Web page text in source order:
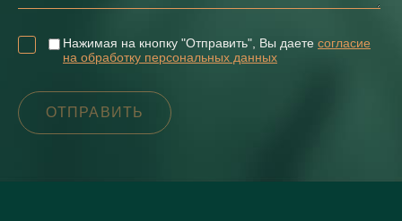
Нажимая на кнопку "Отправить", Вы даете согласие
на обработку персональных данных